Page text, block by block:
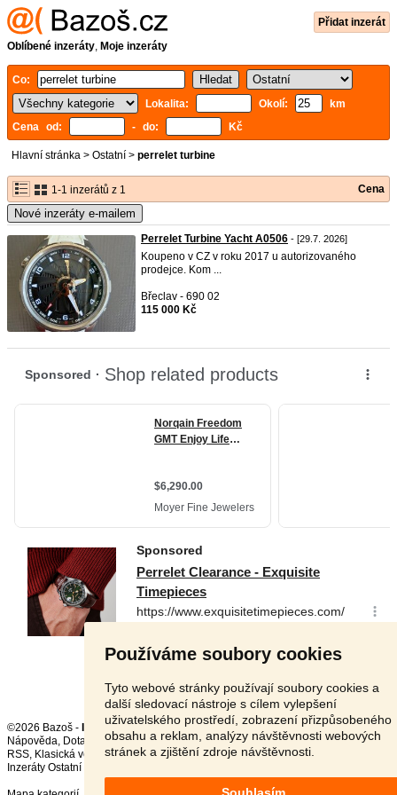
Používáme soubory cookies
Tyto webové stránky používají soubory cookies a
další sledovací nástroje s cílem vylepšení
uživatelského prostředí, zobrazení přizpůsobeného
obsahu a reklam, analýzy návštěvnosti webových
stránek a zjištění zdroje návštěvnosti.
Souhlasím
Přidat inzerát
Oblíbené inzeráty, Moje inzeráty
Co:
Lokalita:
Okolí:
km
Cena od:
- do: Kč
Hlavní stránka > Ostatní > perrelet turbine
1-1 inzerátů z 1 Cena
Nové inzeráty e-mailem
Perrelet Turbine Yacht A0506 - [29.7. 2026]
Koupeno v CZ v roku 2017 u autorizovaného
prodejce. Kom ...
Břeclav - 690 02
115 000 Kč
©2026 Bazoš -
Inzerce, Bazar
Nápověda, Dotazy Hodnocení, Kontakt, Reklama, Podmínky,Ochrana údajů,
RSS,
Inzeráty Ostatní celkem: